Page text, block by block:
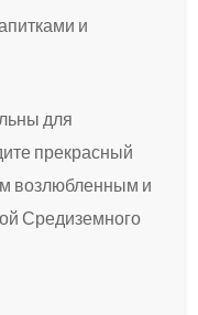
и
для
прекрасный
возлюбленным и
Средиземного